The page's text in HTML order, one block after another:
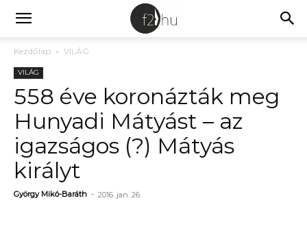
Kezdőlap VILÁG
VILÁG
558 éve koronázták meg
Hunyadi Mátyást – az
igazságos (?) Mátyás
királyt
György Mikó-Baráth - 2016. jan. 26.